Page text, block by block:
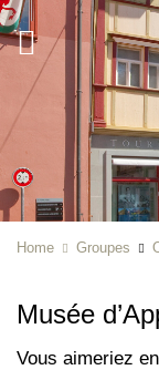
Home Groupes
Musée
Vous aimeriez